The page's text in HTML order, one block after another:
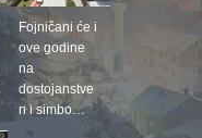
Fojničani će i
ove godine
na
dostojanstve
n i simbo…